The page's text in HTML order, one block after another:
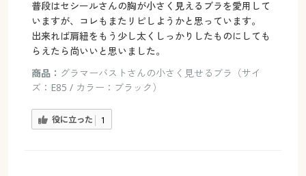
普段はセシールさんの胸が小さく見えるブラを愛用して
いますが、コレもまたリピしようかと思っています。
出来れば肩紐をもう少し太くしっかりしたものにしても
らえたら尚いいと思いました。
商品： グラマーバストさんの小さく見せるブラ（サイ
ズ：E85 / カラー：ブラック）
役に立った 1